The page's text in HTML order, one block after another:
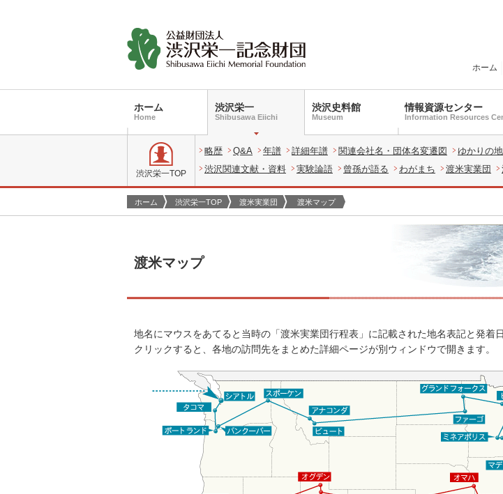
ホーム
ホーム
Home
渋沢栄一
Shibusawa Eiichi
渋沢史料館
Museum
情報資源センター
Information Resources
渋沢栄一TOP
略歴 Q&A 年譜 詳細年譜 関連会社名・団体名変遷図 ゆかりの地
渋沢関連文献・資料
実験論語 曾孫が語る わがまち 渡米実業団
ホーム 渋沢栄一TOP 渡米実業団 渡米マップ
渡米マップ
地名にマウスをあてると当時の「渡米実業団行程表」に記載された地名表記と発着
クリックすると、各地の訪問先をまとめた詳細ページが別ウィンドウで開きます。